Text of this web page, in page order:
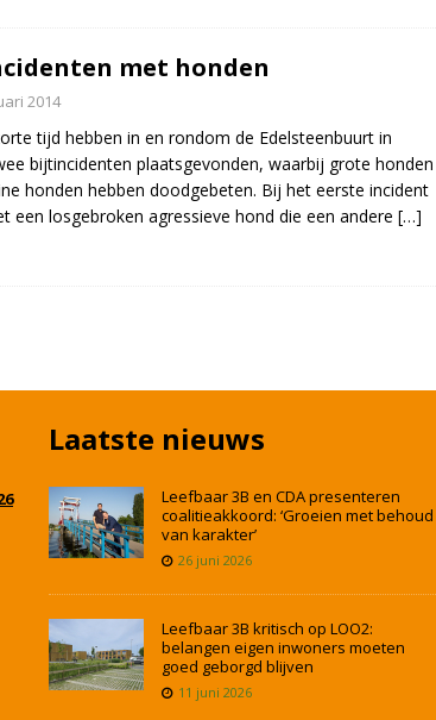
met honden
2014
tijd hebben in en rondom de Edelsteenbuurt in
bijtincidenten plaatsgevonden, waarbij grote honden
honden hebben doodgebeten. Bij het eerste incident
een losgebroken agressieve hond die een andere […]
Laatste nieuws
Leefbaar 3B en CDA presenteren
coalitieakkoord: ‘Groeien met behoud
van karakter’
26 juni 2026
Leefbaar 3B kritisch op LOO2:
belangen eigen inwoners moeten
goed geborgd blijven
11 juni 2026